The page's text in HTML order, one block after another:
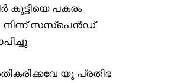
കുട്ടിയെ പകരം
നിന്ന് സസ്‌പെൻഡ്
യു പ്രതിഭ